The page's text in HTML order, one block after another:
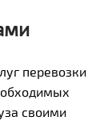
перевозки
своими